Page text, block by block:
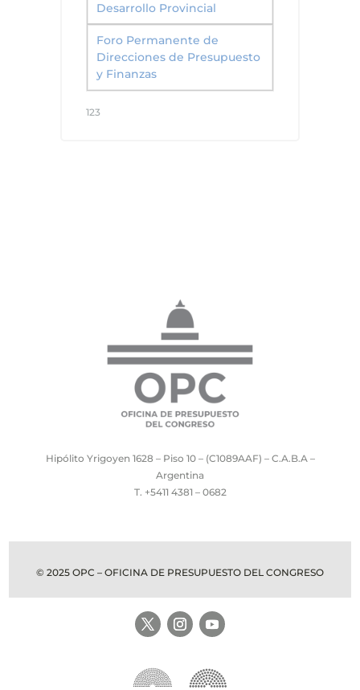
Desarrollo Provincial
Foro Permanente de
Direcciones de Presupuesto
y Finanzas
123
Hipólito Yrigoyen 1628 – Piso 10 – (C1089AAF) – C.A.B.A –
Argentina
T. +5411 4381 – 0682
© 2025 OPC – OFICINA DE PRESUPUESTO DEL CONGRESO